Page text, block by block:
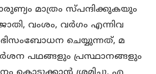
മാത്രം സ്പന്ദിക്കുകയും
വംശം, വര്‍ഗം എന്നിവ
ചെയ്യുന്നത്, മ
പഥങ്ങളും പ്രസ്ഥാനങ്ങളും